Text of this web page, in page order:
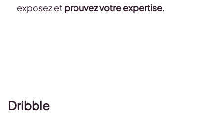
exposez et prouvez votre expertise.
Dribble